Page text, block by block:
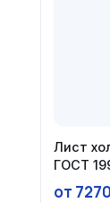
Лист
ГОСТ
от